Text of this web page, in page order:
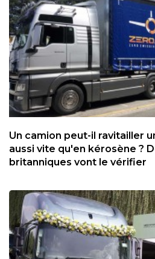
Un camion peut-il ravitailler
aussi vite qu'en kérosène ?
britanniques vont le vérifier